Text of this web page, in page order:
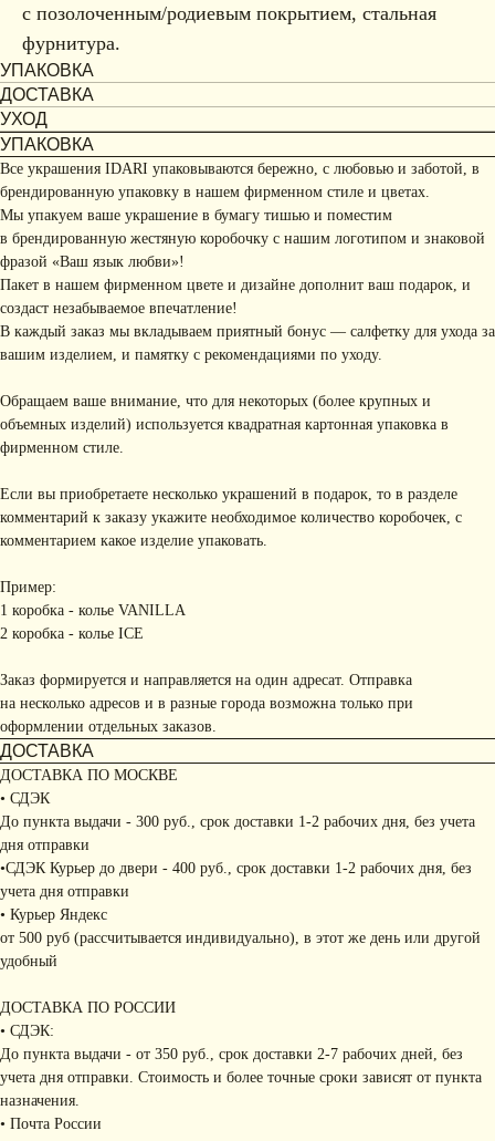
с позолоченным/родиевым покрытием, стальная
фурнитура.
УПАКОВКА
ДОСТАВКА
УХОД
УПАКОВКА
Все украшения IDARI упаковываются бережно, с любовью и заботой, в
брендированную упаковку в нашем фирменном стиле и цветах.
Мы упакуем ваше украшение в бумагу тишью и поместим
в брендированную жестяную коробочку с нашим логотипом и знаковой
фразой «Ваш язык любви»!
Пакет в нашем фирменном цвете и дизайне дополнит ваш подарок, и
создаст незабываемое впечатление!
В каждый заказ мы вкладываем приятный бонус — салфетку для ухода за
вашим изделием, и памятку с рекомендациями по уходу.
Обращаем ваше внимание, что для некоторых (более крупных и
объемных изделий) используется квадратная картонная упаковка в
фирменном стиле.
Если вы приобретаете несколько украшений в подарок, то в разделе
комментарий к заказу укажите необходимое количество коробочек, с
комментарием какое изделие упаковать.
Пример:
1 коробка - колье VANILLA
2 коробка - колье ICE
Заказ формируется и направляется на один адресат. Отправка
на несколько адресов и в разные города возможна только при
оформлении отдельных заказов.
ДОСТАВКА
ДОСТАВКА ПО МОСКВЕ
• СДЭК
До пункта выдачи - 300 руб., срок доставки 1-2 рабочих дня, без учета
дня отправки
•СДЭК Курьер до двери - 400 руб., срок доставки 1-2 рабочих дня, без
учета дня отправки
• Курьер Яндекс
от 500 руб (рассчитывается индивидуально), в этот же день или другой
удобный
ДОСТАВКА ПО РОССИИ
• СДЭК:
До пункта выдачи - от 350 руб., срок доставки 2-7 рабочих дней, без
учета дня отправки. Стоимость и более точные сроки зависят от пункта
назначения.
• Почта России